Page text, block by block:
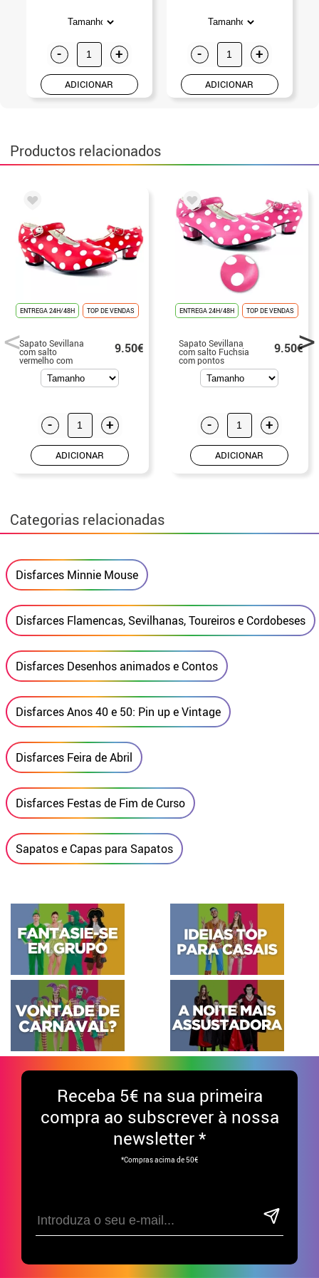
- +
ADICIONAR
- +
ADICIONAR
Productos relacionados
ENTREGA 24H/48H TOP DE VENDAS
Sapato Sevillana
com salto
vermelho com
bolinhas brancas
nos números de
22 a 41
9.50€
- +
ADICIONAR
ENTREGA 24H/48H TOP DE VENDAS
Sapato Sevillana
com salto Fuchsia
com pontos
brancos nos
tamanhos 22 a 41
9.50€
- +
ADICIONAR
Categorias relacionadas
Disfarces Minnie Mouse
Disfarces Flamencas, Sevilhanas, Toureiros e Cordobeses
Disfarces Desenhos animados e Contos
Disfarces Anos 40 e 50: Pin up e Vintage
Disfarces Feira de Abril
Disfarces Festas de Fim de Curso
Sapatos e Capas para Sapatos
Receba 5€ na sua primeira
compra ao subscrever à nossa
newsletter *
*Compras acima de 50€